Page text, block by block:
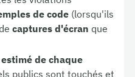
de code (lorsqu'ils
captures d'écran que
de chaque
publics sont touchés et